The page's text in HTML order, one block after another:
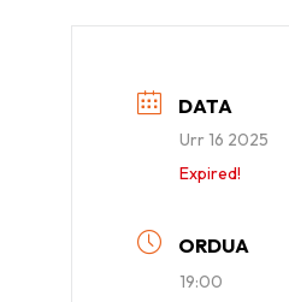
DATA
Urr 16 2025
Expired!
ORDUA
19:00